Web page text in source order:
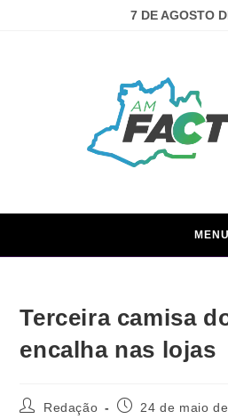
7 DE AGOSTO
MENU
Terceira camisa
encalha nas lojas
Redação
24 de maio